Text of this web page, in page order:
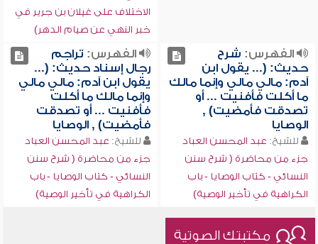
الاختلاف على غيلان بن جرير في
خبر النهي عن صيام الدهر)
الفهرس: شرح
حديث: (... يقول ابن
آدم: مالي مالي وإنما مالك
ما أكلت فأفنيت ... أو
تصدقت فأمضيت) ,
الوصايا
للشيخ: عبد المحسن العباد
جزء من محاضرة ( شرح سنن
النسائي - كتاب الوصايا - باب
الكراهية في تأخير الوصية)
الفهرس: تراجم
رجال إسناد حديث: (...
يقول ابن آدم: مالي مالي
وإنما مالك ما أكلت
فأفنيت ... أو تصدقت
فأمضيت) , الوصايا
للشيخ: عبد المحسن العباد
جزء من محاضرة ( شرح سنن
النسائي - كتاب الوصايا - باب
الكراهية في تأخير الوصية)
مكتبتك الصوتية